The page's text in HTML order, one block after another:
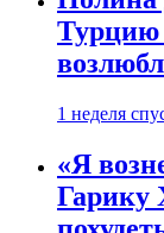
Турцию
1 неделя
«Я
Гарику